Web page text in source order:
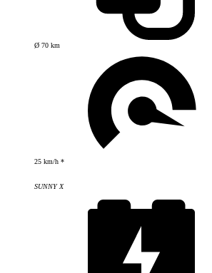
Ø 70 km
25 km/h *
SUNNY X